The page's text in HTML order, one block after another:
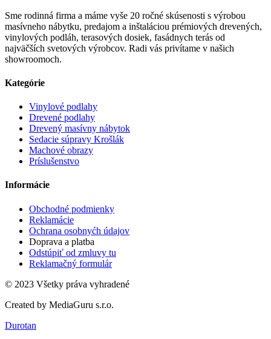
Sme rodinná firma a máme vyše 20 ročné skúsenosti s výrobou
masívneho nábytku, predajom a inštaláciou prémiových drevených,
vinylových podláh, terasových dosiek, fasádnych terás od
najväčších svetových výrobcov. Radi vás privítame v našich
showroomoch.
Kategórie
Vinylové podlahy
Drevené podlahy
Drevený masívny nábytok
Sedacie súpravy Krošlák
Machové obrazy
Príslušenstvo
Informácie
Obchodné podmienky
Reklamácie
Ochrana osobnyćh údajov
Doprava a platba
Odstúpiť od zmluvy tu
Reklamačný formulár
© 2023 Všetky práva vyhradené
Created by MediaGuru s.r.o.
Durotan